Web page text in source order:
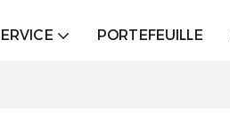
PORTEFEUILLE